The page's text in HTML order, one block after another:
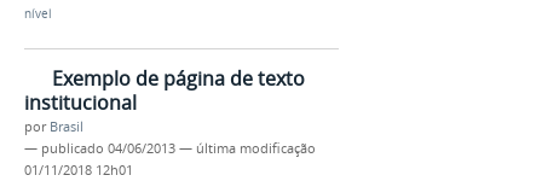
nível
Exemplo de página de texto
institucional
por Brasil
— publicado 04/06/2013 — última modificação
01/11/2018 12h01